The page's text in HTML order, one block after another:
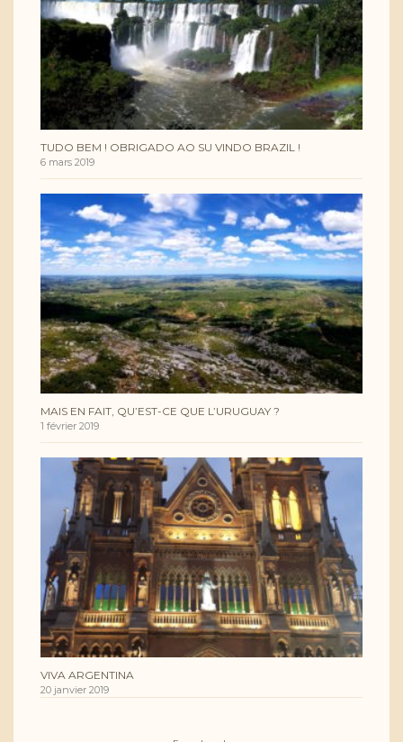
TUDO BEM ! OBRIGADO AO SU VINDO BRAZIL !
6 mars 2019
MAIS EN FAIT, QU’EST-CE QUE L’URUGUAY ?
1 février 2019
VIVA ARGENTINA
20 janvier 2019